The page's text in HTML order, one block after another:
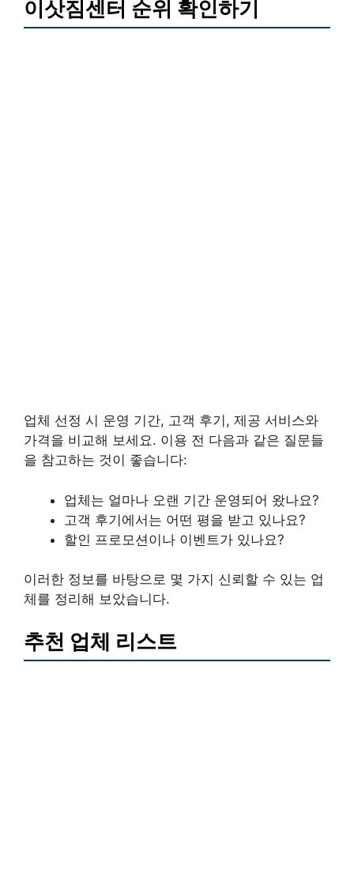
이삿짐센터 순위 확인하기
업체 선정 시 운영 기간, 고객 후기, 제공 서비스와
가격을 비교해 보세요. 이용 전 다음과 같은 질문들
을 참고하는 것이 좋습니다:
업체는 얼마나 오랜 기간 운영되어 왔나요?
고객 후기에서는 어떤 평을 받고 있나요?
할인 프로모션이나 이벤트가 있나요?
이러한 정보를 바탕으로 몇 가지 신뢰할 수 있는 업
체를 정리해 보았습니다.
추천 업체 리스트